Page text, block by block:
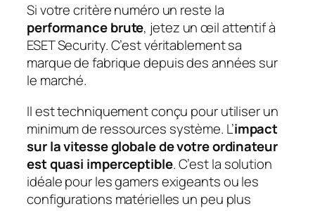
Si votre critère numéro un reste la
performance brute, jetez un œil attentif à
ESET Security. C’est véritablement sa
marque de fabrique depuis des années sur
le marché.
Il est techniquement conçu pour utiliser un
minimum de ressources système. L’impact
sur la vitesse globale de votre ordinateur
est quasi imperceptible. C’est la solution
idéale pour les gamers exigeants ou les
configurations matérielles un peu plus